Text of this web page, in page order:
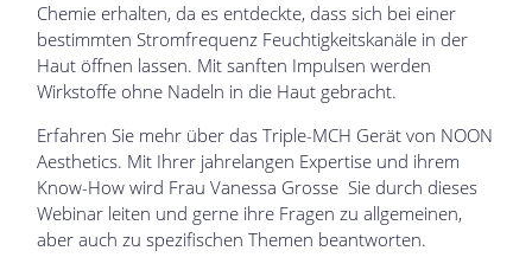
Chemie erhalten, da es entdeckte, dass sich bei einer
bestimmten Stromfrequenz Feuchtigkeitskanäle in der
Haut öffnen lassen. Mit sanften Impulsen werden
Wirkstoffe ohne Nadeln in die Haut gebracht.
Erfahren Sie mehr über das Triple-MCH Gerät von NOON
Aesthetics. Mit Ihrer jahrelangen Expertise und ihrem
Know-How wird Frau Vanessa Grosse Sie durch dieses
Webinar leiten und gerne ihre Fragen zu allgemeinen,
aber auch zu spezifischen Themen beantworten.